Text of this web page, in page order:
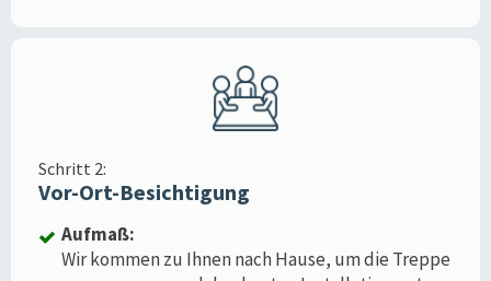
Schritt 2:
Vor-Ort-Besichtigung
Aufmaß:
Wir kommen zu Ihnen nach Hause, um die Treppe